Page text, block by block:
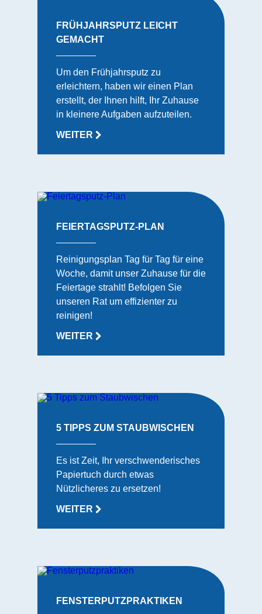
FRÜHJAHRSPUTZ LEICHT
GEMACHT
Um den Frühjahrsputz zu
erleichtern, haben wir einen Plan
erstellt, der Ihnen hilft, Ihr Zuhause
in kleinere Aufgaben aufzuteilen.
WEITER
FEIERTAGSPUTZ-PLAN
Reinigungsplan Tag für Tag für eine
Woche, damit unser Zuhause für die
Feiertage strahlt! Befolgen Sie
unseren Rat um effizienter zu
reinigen!
WEITER
5 TIPPS ZUM STAUBWISCHEN
Es ist Zeit, Ihr verschwenderisches
Papiertuch durch etwas
Nützlicheres zu ersetzen!
WEITER
FENSTERPUTZPRAKTIKEN